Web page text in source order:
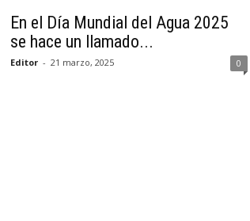
En el Día Mundial del Agua 2025
se hace un llamado...
Editor - 21 marzo, 2025 0